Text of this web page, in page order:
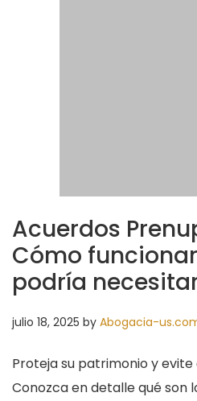
Acuerdos
Cómo
podría
julio 18, 2025 by Abogacia-
Proteja su patrimonio y
Conozca en detalle qué son